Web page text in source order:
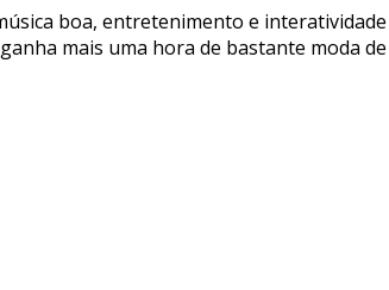
boa, entretenimento e interatividade
mais uma hora de bastante moda de